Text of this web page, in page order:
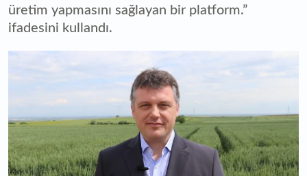
üretim yapmasını sağlayan bir platform.”
ifadesini kullandı.